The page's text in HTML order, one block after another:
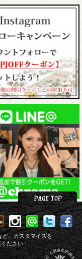
ど、カスタマイズを
ださい！